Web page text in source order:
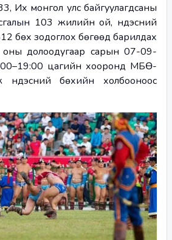
Их монгол улс байгуулагдсаны
103 жилийн ой, Үндэсний
бөх зодоглох бөгөөд барилдах
долоодугаар сарын 07-09-
цагийн хооронд МБӨ-
бөхийн холбооноос